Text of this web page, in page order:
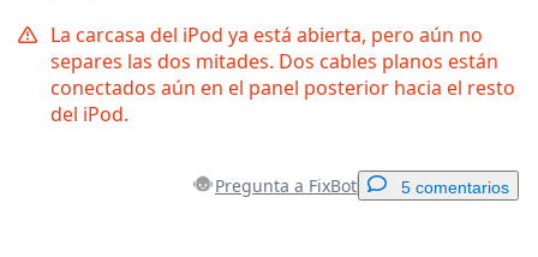
La carcasa del iPod ya está abierta, pero aún no
separes las dos mitades. Dos cables planos están
conectados aún en el panel posterior hacia el resto
del iPod.
Pregunta a FixBot 5 comentarios